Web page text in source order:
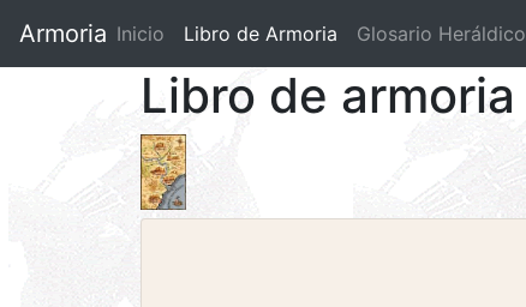
Armoria Inicio Libro de Armoria (current)
Glosario Heráldico
Libro de armoria